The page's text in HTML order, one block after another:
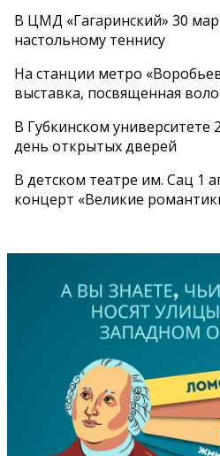
В ЦМД «Гагаринский» 30
настольному теннису
На станции метро
выставка, посвященная
В Губкинском университете
день открытых дверей
В детском театре им. Сац 1
концерт «Великие